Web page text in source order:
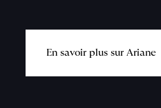
En savoir plus sur Ariane